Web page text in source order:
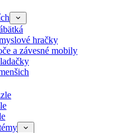
hračky
a závesné mobily